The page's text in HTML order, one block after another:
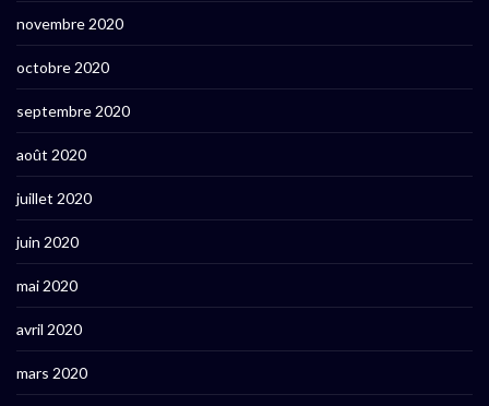
novembre 2020
octobre 2020
septembre 2020
août 2020
juillet 2020
juin 2020
mai 2020
avril 2020
mars 2020